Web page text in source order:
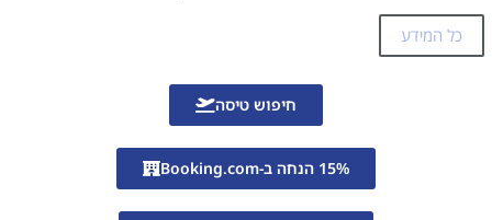
כל המידע
חיפוש טיסה
15% הנחה ב-Booking.com